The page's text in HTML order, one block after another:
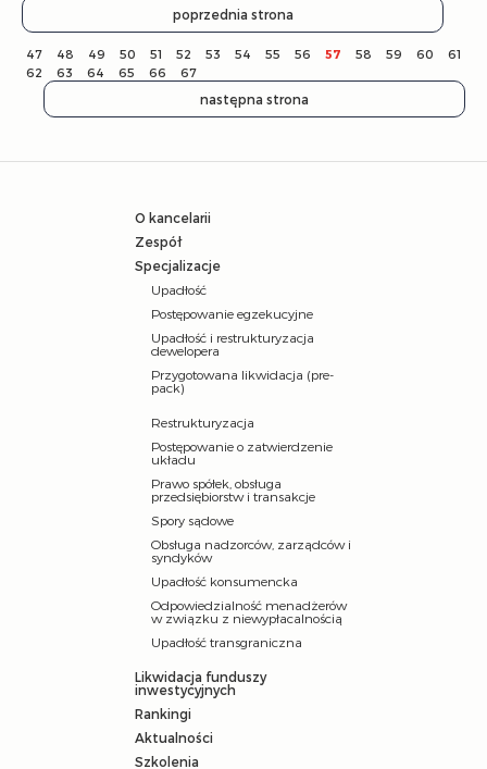
poprzednia strona
47 48 49 50 51 52 53 54 55 56 57 58 59 60
61
62
63 64 65 66 67
następna strona
O kancelarii
Zespół
Specjalizacje
Upadłość
Postępowanie egzekucyjne
Upadłość i restrukturyzacja
dewelopera
Przygotowana likwidacja (pre-
pack)
Restrukturyzacja
Postępowanie o zatwierdzenie
układu
Prawo spółek, obsługa
przedsiębiorstw i transakcje
Spory sądowe
Obsługa nadzorców, zarządców i
syndyków
Upadłość konsumencka
Odpowiedzialność menadżerów
w związku z niewypłacalnością
Upadłość transgraniczna
Likwidacja funduszy
inwestycyjnych
Rankingi
Aktualności
Szkolenia